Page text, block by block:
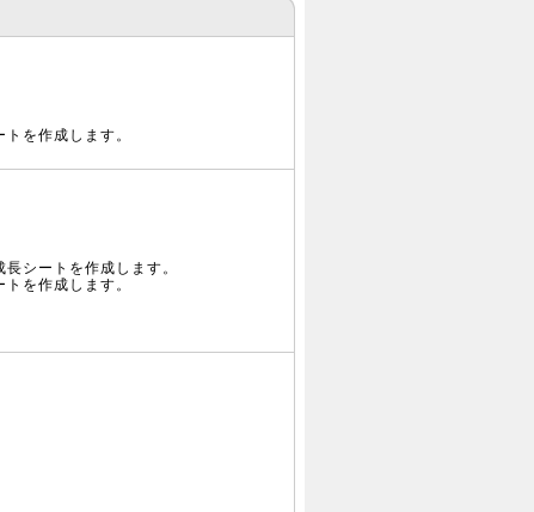
を作成します。
シートを作成します。
を作成します。